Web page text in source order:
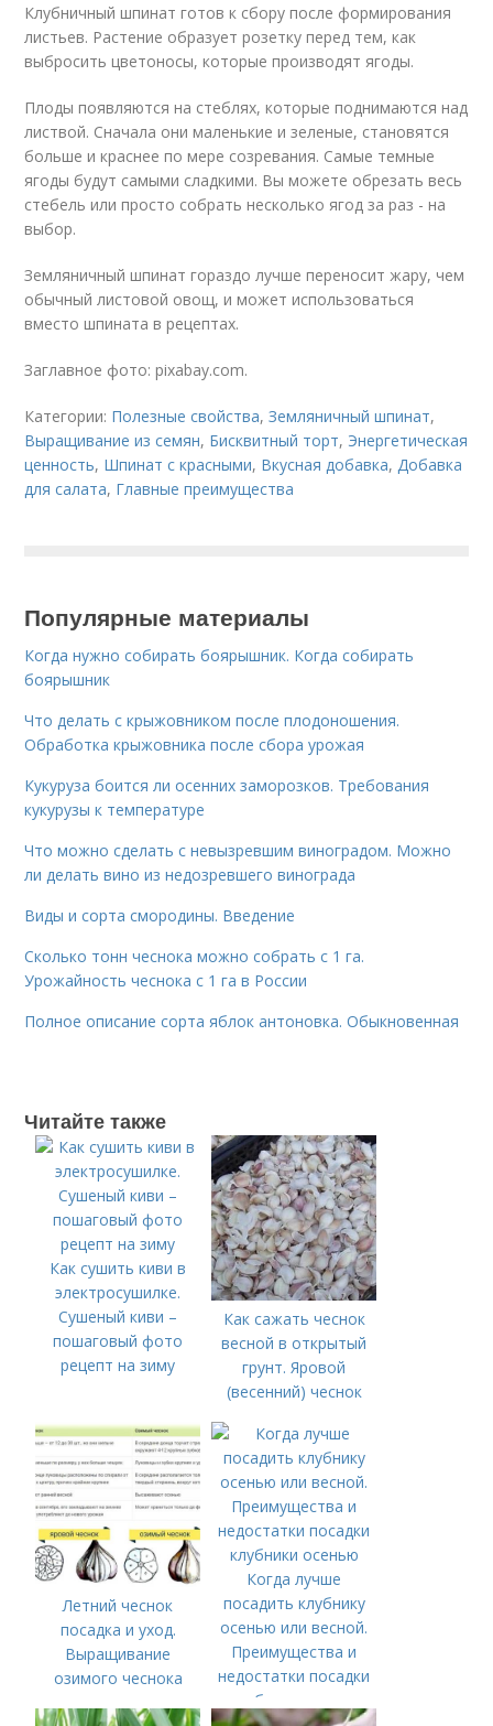
Клубничный шпинат готов к сбору после формирования
листьев. Растение образует розетку перед тем, как
выбросить цветоносы, которые производят ягоды.
Плоды появляются на стеблях, которые поднимаются над
листвой. Сначала они маленькие и зеленые, становятся
больше и краснее по мере созревания. Самые темные
ягоды будут самыми сладкими. Вы можете обрезать весь
стебель или просто собрать несколько ягод за раз - на
выбор.
Земляничный шпинат гораздо лучше переносит жару, чем
обычный листовой овощ, и может использоваться
вместо шпината в рецептах.
Заглавное фото: pixabay.com.
Категории: Полезные свойства,Земляничный шпинат,
Выращивание из семян, Бисквитный торт, Энергетическая
ценность, Шпинат с красными, Вкусная добавка,Добавка
для салата, Главные преимущества
Популярные материалы
Когда нужно собирать боярышник. Когда собирать
боярышник
Что делать с крыжовником после плодоношения.
Обработка крыжовника после сбора урожая
Кукуруза боится ли осенних заморозков. Требования
кукурузы к температуре
Что можно сделать с невызревшим виноградом. Можно
ли делать вино из недозревшего винограда
Виды и сорта смородины. Введение
Сколько тонн чеснока можно собрать с 1 га.
Урожайность чеснока с 1 га в России
Полное описание сорта яблок антоновка. Обыкновенная
Читайте также
Как сушить киви в
электросушилке.
Сушеный киви –
пошаговый фото
рецепт на зиму
Как сажать чеснок
весной в открытый
грунт. Яровой
(весенний) чеснок
Летний чеснок
посадка и уход.
Выращивание
озимого чеснока
Когда лучше
посадить клубнику
осенью или весной.
Преимущества и
недостатки посадки
клубники осенью